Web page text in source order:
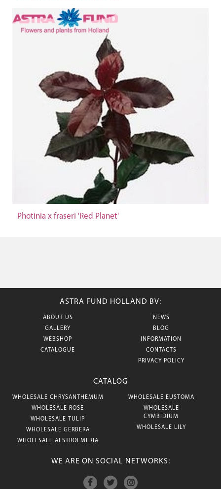
Photinia x fraseri 'Red Planet'
ASTRA FUND HOLLAND BV:
ABOUT US
GALLERY
WEBSHOP
CATALOGUE
NEWS
BLOG
INFORMATION
CONTACTS
PRIVACY POLICY
CATALOG
WHOLESALE CHRYSANTHEMUM
WHOLESALE ROSE
WHOLESALE TULIP
WHOLESALE GERBERA
WHOLESALE ALSTROEMERIA
WHOLESALE EUSTOMA
WHOLESALE
CYMBIDIUM
WHOLESALE LILY
WE ARE ON SOCIAL NETWORKS: